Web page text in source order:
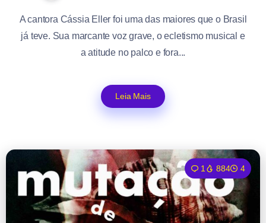
A cantora Cássia Eller foi uma das maiores que o Brasil
já teve. Sua marcante voz grave, o ecletismo musical e
a atitude no palco e fora...
Leia Mais
1 884 4